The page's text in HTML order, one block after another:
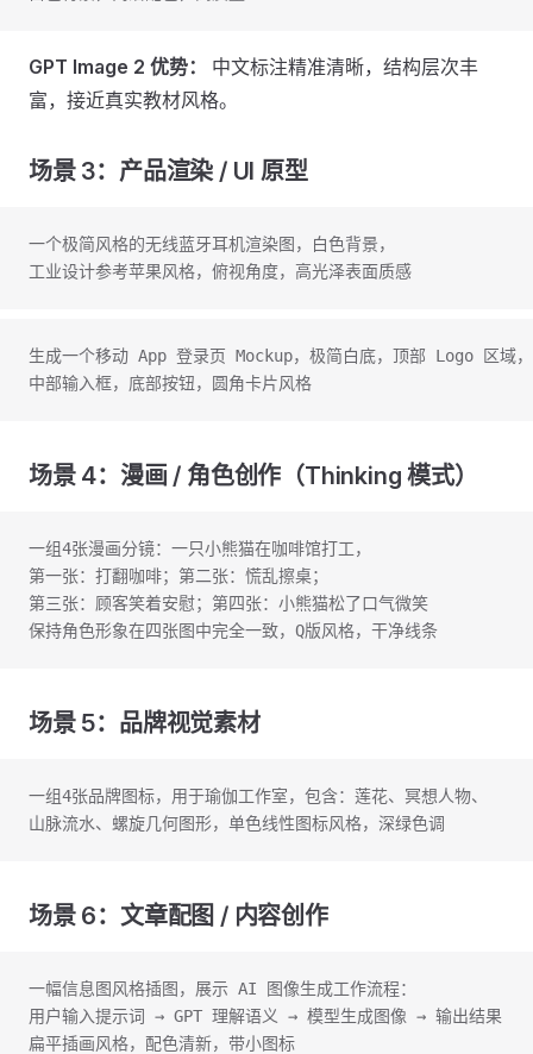
GPT Image 2 优势：
中文标注精准清晰，结构层次丰
富，接近真实教材风格。
场景 3：产品渲染 / UI 原型
一个极简风格的无线蓝牙耳机渲染图，白色背景，
工业设计参考苹果风格，俯视角度，高光泽表面质感
生成一个移动 App 登录页 Mockup，极简白底，顶部 Logo 区域，
中部输入框，底部按钮，圆角卡片风格
场景 4：漫画 / 角色创作（Thinking 模式）
一组4张漫画分镜：一只小熊猫在咖啡馆打工，
第一张：打翻咖啡；第二张：慌乱擦桌；
第三张：顾客笑着安慰；第四张：小熊猫松了口气微笑
保持角色形象在四张图中完全一致，Q版风格，干净线条
场景 5：品牌视觉素材
一组4张品牌图标，用于瑜伽工作室，包含：莲花、冥想人物、
山脉流水、螺旋几何图形，单色线性图标风格，深绿色调
场景 6：文章配图 / 内容创作
一幅信息图风格插图，展示 AI 图像生成工作流程：
用户输入提示词 → GPT 理解语义 → 模型生成图像 → 输出结果
扁平插画风格，配色清新，带小图标